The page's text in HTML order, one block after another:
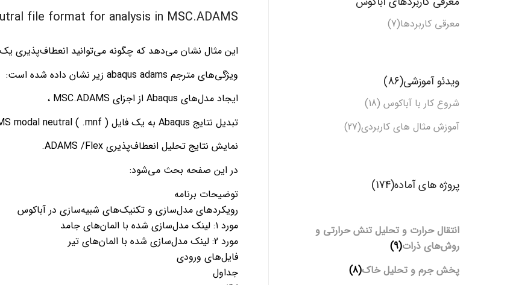
file format for analysis in MSC.ADAMS
این مثال نشان می‌دهد که چگونه می‌توانید انعطاف‌پذیری
ویژگی‌های مترجم abaqus adams زیر نشان داده شده است:
ایجاد مدل‌های Abaqus از اجزای MSC.ADAMS ،
تبدیل نتایج Abaqus به یک فایل MSC.ADAMS modal neutral ( .mnf )، فرمت مورد نیاز ADAMS /Flex، و
نمایش نتایج تحلیل انعطاف‌پذیری ADAMS /Flex.
در این صفحه بحث می‌شود:
توضیحات برنامه
رویکردهای مدل‌سازی و تکنیک‌های شبیه‌سازی در آباکوس
مورد ۱: لینک مدل‌سازی شده با المان‌های جامد
مورد 2: لینک مدل‌سازی شده با المان‌های تیر
فایل‌های ورودی
جداول
معرقی کاربردها(7)
ویدئو آموزشی(86)
شروع کار با آباکوس (18)
آموزش مثال های کاربردی(27)
پروژه های آماده(174)
انتقال حرارت و تحلیل تنش حرارتی و
روش‌های ذرات(9)
پخش جرم و تحلیل خاک(8)